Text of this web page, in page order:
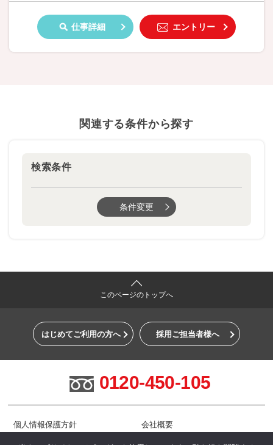
仕事詳細 エントリー
関連する条件から探す
検索条件
条件変更
このページのトップへ
はじめてご利用の方へ 採用ご担当者様へ
0120-450-105
個人情報保護方針
会社概要
お問い合わせ